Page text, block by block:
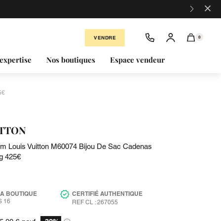
×
VENDRE 0
Nos boutiques Espace vendeur
Louis Vuitton M60074 Bijou De Sac Cadenas
425€
BOUTIQUE
16
CERTIFIÉ AUTHENTIQUE
REF CL : 267055